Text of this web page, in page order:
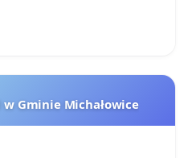
Gminie Michałowice